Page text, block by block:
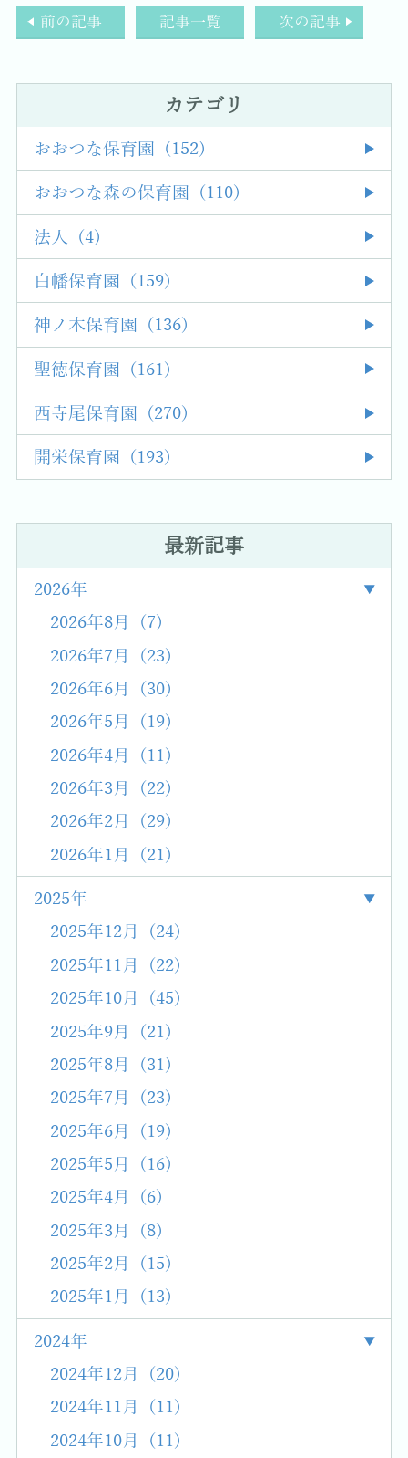
前の記事 記事一覧 次の記事
カテゴリ
おおつな保育園 (152)
おおつな森の保育園 (110)
法人 (4)
白幡保育園 (159)
神ノ木保育園 (136)
聖徳保育園 (161)
西寺尾保育園 (270)
開栄保育園 (193)
最新記事
2026年
2026年8月 (7)
2026年7月 (23)
2026年6月 (30)
2026年5月 (19)
2026年4月 (11)
2026年3月 (22)
2026年2月 (29)
2026年1月 (21)
2025年
2025年12月 (24)
2025年11月 (22)
2025年10月 (45)
2025年9月 (21)
2025年8月 (31)
2025年7月 (23)
2025年6月 (19)
2025年5月 (16)
2025年4月 (6)
2025年3月 (8)
2025年2月 (15)
2025年1月 (13)
2024年
2024年12月 (20)
2024年11月 (11)
2024年10月 (11)